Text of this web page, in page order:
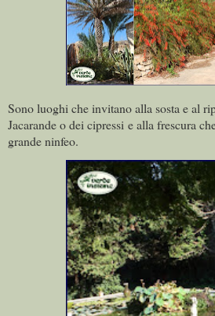
Sono luoghi che invitano alla sosta e al
Jacarande o dei cipressi e alla frescura
grande ninfeo.